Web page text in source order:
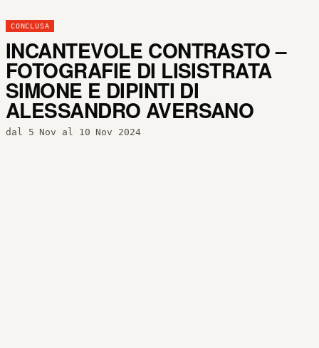
CONCLUSA
INCANTEVOLE CONTRASTO –
FOTOGRAFIE DI LISISTRATA
SIMONE E DIPINTI DI
ALESSANDRO AVERSANO
dal 5 Nov al 10 Nov 2024